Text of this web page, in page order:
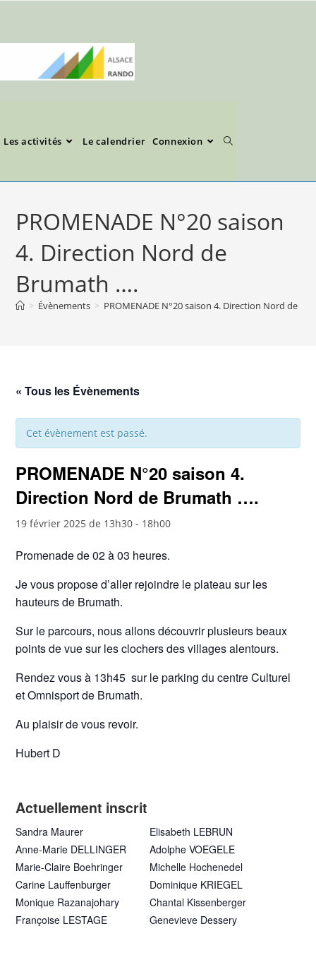
Les activités Le calendrier Connexion
PROMENADE N°20 saison
4. Direction Nord de
Brumath ….
> Évènements > PROMENADE N°20 saison 4. Direction Nord de
« Tous les Évènements
Cet évènement est passé.
PROMENADE N°20 saison 4.
Direction Nord de Brumath ….
19 février 2025 de 13h30 - 18h00
Promenade de 02 à 03 heures.
Je vous propose d’aller rejoindre le plateau sur les
hauteurs de Brumath.
Sur le parcours, nous allons découvrir plusieurs beaux
points de vue sur les clochers des villages alentours.
Rendez vous à 13h45 sur le parking du centre Culturel
et Omnisport de Brumath.
Au plaisir de vous revoir.
Hubert D
Actuellement inscrit
Sandra Maurer
Anne-Marie DELLINGER
Marie-Claire Boehringer
Carine Lauffenburger
Monique Razanajohary
Françoise LESTAGE
Elisabeth LEBRUN
Adolphe VOEGELE
Michelle Hochenedel
Dominique KRIEGEL
Chantal Kissenberger
Genevieve Dessery